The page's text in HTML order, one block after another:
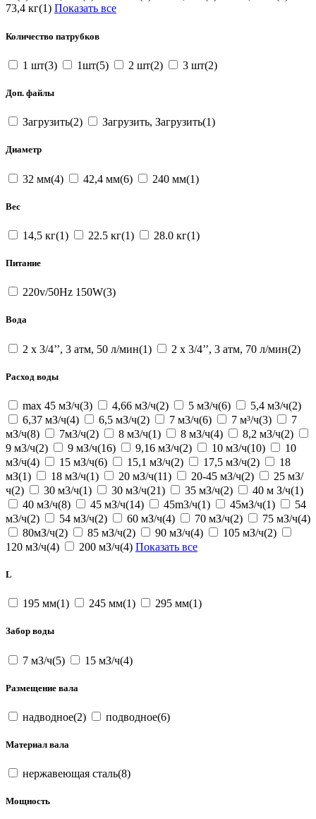
73,4 кг(1) Показать все
Количество патрубков
1 шт(3) 1шт(5) 2 шт(2) 3 шт(2)
Доп. файлы
Загрузить(2) Загрузить, Загрузить(1)
Диаметр
32 мм(4) 42,4 мм(6) 240 мм(1)
Вес
14,5 кг(1) 22.5 кг(1) 28.0 кг(1)
Питание
220v/50Hz 150W(3)
Вода
2 х 3/4’’, 3 атм, 50 л/мин(1) 2 х 3/4’’, 3 атм, 70 л/мин(2)
Расход воды
max 45 мЗ/ч(3) 4,66 мЗ/ч(2) 5 мЗ/ч(6)
5,4 мЗ/ч(2)
6,37 мЗ/ч(4)
6,5 мЗ/ч(2) 7 м3/ч(6) 7 м³/ч(3)
7
мЗ/ч(8)
7м3/ч(2) 8 м3/ч(1) 8 мЗ/ч(4)
8,2 мЗ/ч(2)
9 м3/ч(2)
9 мЗ/ч(16) 9,16 мЗ/ч(2) 10 м3/ч(10)
10
мЗ/ч(4)
15 мЗ/ч(6) 15,1 мЗ/ч(2) 17,5 мЗ/ч(2)
18
мЗ(1)
18 мЗ/ч(1) 20 мЗ/ч(11) 20-45 мЗ/ч(2)
25 мЗ/
ч(2)
30 м3/ч(1) 30 мЗ/ч(21) 35 мЗ/ч(2)
40 м З/ч(1)
40 мЗ/ч(8)
45 мЗ/ч(14) 45m3/ч(1) 45мЗ/ч(1)
54
м3/ч(2)
54 мЗ/ч(2) 60 мЗ/ч(4) 70 мЗ/ч(2)
75 мЗ/ч(4)
80мЗ/ч(2)
85 мЗ/ч(2) 90 мЗ/ч(4)
105 мЗ/ч(2)
120 мЗ/ч(4)
200 мЗ/ч(4) Показать все
L
195 мм(1) 245 мм(1) 295 мм(1)
Забор воды
7 мЗ/ч(5) 15 мЗ/ч(4)
Размещение вала
надводное(2) подводное(6)
Материал вала
нержавеющая сталь(8)
Мощность